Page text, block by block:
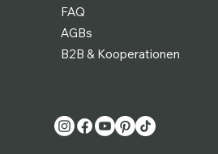
FAQ
AGBs
B2B & Kooperationen